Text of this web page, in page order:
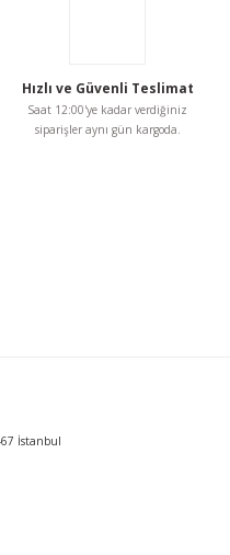
Hızlı ve Güvenli Teslimat
Saat 12:00'ye kadar verdiğiniz
siparişler aynı gün kargoda.
İstanbul